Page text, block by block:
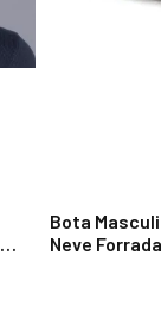
Bota
Neve